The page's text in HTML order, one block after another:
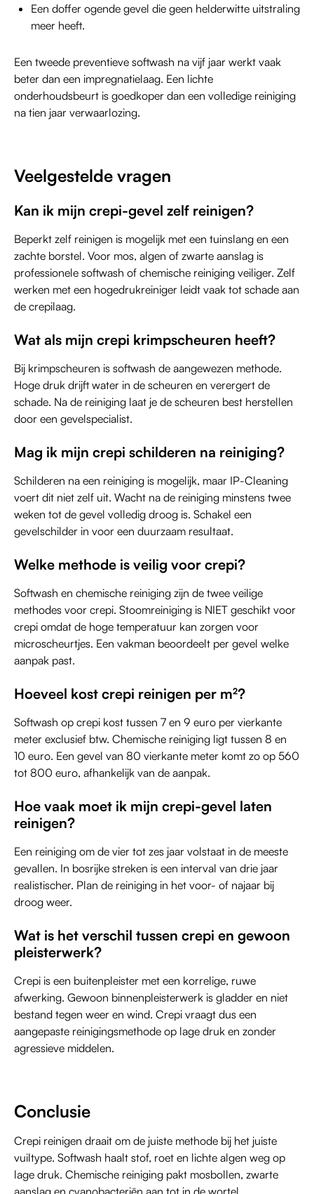
Een doffer ogende gevel die geen helderwitte uitstraling
meer heeft.
Een tweede preventieve softwash na vijf jaar werkt vaak
beter dan een impregnatielaag. Een lichte
onderhoudsbeurt is goedkoper dan een volledige reiniging
na tien jaar verwaarlozing.
Veelgestelde vragen
Kan ik mijn crepi-gevel zelf reinigen?
Beperkt zelf reinigen is mogelijk met een tuinslang en een
zachte borstel. Voor mos, algen of zwarte aanslag is
professionele softwash of chemische reiniging veiliger. Zelf
werken met een hogedrukreiniger leidt vaak tot schade aan
de crepilaag.
Wat als mijn crepi krimpscheuren heeft?
Bij krimpscheuren is softwash de aangewezen methode.
Hoge druk drijft water in de scheuren en verergert de
schade. Na de reiniging laat je de scheuren best herstellen
door een gevelspecialist.
Mag ik mijn crepi schilderen na reiniging?
Schilderen na een reiniging is mogelijk, maar IP-Cleaning
voert dit niet zelf uit. Wacht na de reiniging minstens twee
weken tot de gevel volledig droog is. Schakel een
gevelschilder in voor een duurzaam resultaat.
Welke methode is veilig voor crepi?
Softwash en chemische reiniging zijn de twee veilige
methodes voor crepi. Stoomreiniging is NIET geschikt voor
crepi omdat de hoge temperatuur kan zorgen voor
microscheurtjes. Een vakman beoordeelt per gevel welke
aanpak past.
Hoeveel kost crepi reinigen per m²?
Softwash op crepi kost tussen 7 en 9 euro per vierkante
meter exclusief btw. Chemische reiniging ligt tussen 8 en
10 euro. Een gevel van 80 vierkante meter komt zo op 560
tot 800 euro, afhankelijk van de aanpak.
Hoe vaak moet ik mijn crepi-gevel laten
reinigen?
Een reiniging om de vier tot zes jaar volstaat in de meeste
gevallen. In bosrijke streken is een interval van drie jaar
realistischer. Plan de reiniging in het voor- of najaar bij
droog weer.
Wat is het verschil tussen crepi en gewoon
pleisterwerk?
Crepi is een buitenpleister met een korrelige, ruwe
afwerking. Gewoon binnenpleisterwerk is gladder en niet
bestand tegen weer en wind. Crepi vraagt dus een
aangepaste reinigingsmethode op lage druk en zonder
agressieve middelen.
Conclusie
Crepi reinigen draait om de juiste methode bij het juiste
vuiltype. Softwash haalt stof, roet en lichte algen weg op
lage druk. Chemische reiniging pakt mosbollen, zwarte